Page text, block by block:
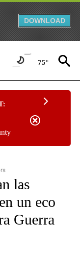
DOWNLOAD
75°
- CNN" TO RECEIVE
las
un eco
Guerra